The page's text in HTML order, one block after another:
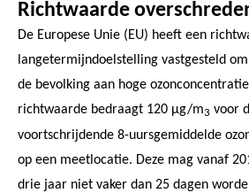
Richtwaarde
De Europese Unie (EU) heeft een
langetermijndoelstelling vastgesteld
de bevolking aan hoge
richtwaarde bedraagt 120 µg/m3 voor
voortschrijdende 8-uursgemiddelde
op een meetlocatie. Deze mag vanaf
drie jaar niet vaker dan 25 dagen